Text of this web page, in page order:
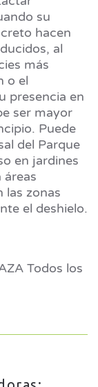
su
hacen
al
más
o el
presencia en
ser mayor
Puede
del Parque
en jardines
áreas
las zonas
el deshielo.
Todos los